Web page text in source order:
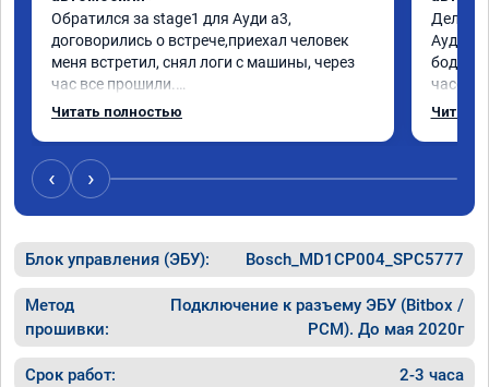
Обратился за stage1 для Ауди а3,
договорились о встрече,приехал человек
меня встретил, снял логи с машины, через
час все прошили.
Арман спасибо тебе огромное, машинка по
может 🤣машина едет не в себя, еще раз
спасибо вам!!!!!!!
Читать полностью
Делал
как
Читать
‹ ›
Блок управления (ЭБУ): Bosch_MD1CP004_SPC5777
Метод
прошивки:
Подключение к разъему ЭБУ (Bitbox /
PCM). До мая 2020г
Срок работ: 2-3 часа